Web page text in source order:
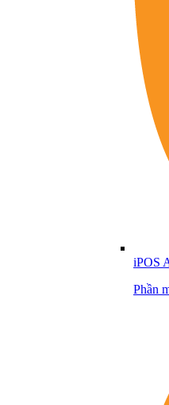
iPOS
Phần